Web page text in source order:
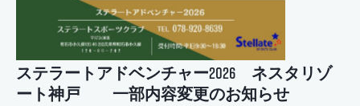
ステラートアドベンチャー2026 ネスタリゾ
ート神戸 一部内容変更のお知らせ